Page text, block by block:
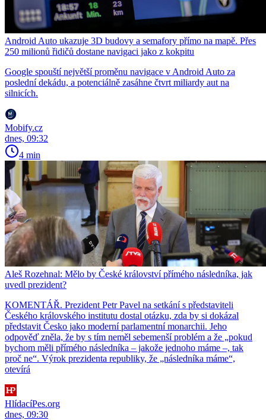
Android Auto ukazuje 3D budovy a semafory přímo na mapě. Přes
250 milionů řidičů dostane navigaci jako z kokpitu
Google spouští největší proměnu navigace v Android Auto za
poslední dekádu, a potenciálně zasáhne čtvrt miliardy aut na
silnicích.
Mobify.cz
dnes, 09:32
4 min
Aleš Rozehnal: Mělo by České království přímého následníka, jak
uvedl prezident?
KOMENTÁŘ. Prezident Petr Pavel na setkání s představiteli
Českého královského institutu dostal otázku, zda by si dokázal
představit Česko jako moderní parlamentní monarchii. Jeho
odpověď zněla, že by s tím neměl sebemenší problém a že „pokud
bychom měli přímého následníka – jakože jednoho máme –, tak
proč ne“. Výrok prezidenta republiky, že „následníka máme“,
otevírá
HlídacíPes.org
dnes, 09:30